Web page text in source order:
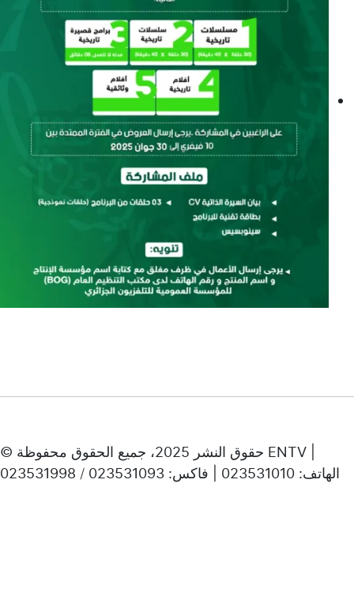
© حقوق النشر 2025، جميع الحقوق محفوظة ENTV |
الهاتف: 023531010 | فاكس: 023531093 / 023531998